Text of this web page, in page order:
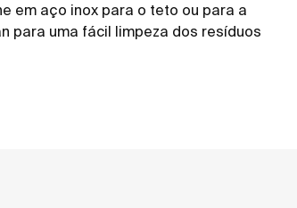
em aço inox para o teto ou para a
para uma fácil limpeza dos resíduos